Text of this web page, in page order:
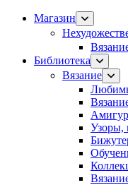
Магазин
Библиотека
Вязание
Узоры,